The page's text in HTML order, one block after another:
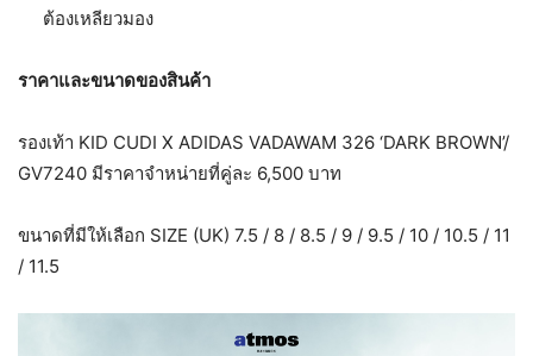
ต้องเหลียวมอง
ราคาและขนาดของสินค้า
รองเท้า KID CUDI X ADIDAS VADAWAM 326 ‘DARK BROWN’/
GV7240 มีราคาจำหน่ายที่คู่ละ 6,500 บาท
ขนาดที่มีให้เลือก SIZE (UK) 7.5 / 8 / 8.5 / 9 / 9.5 / 10 / 10.5 / 11
/ 11.5